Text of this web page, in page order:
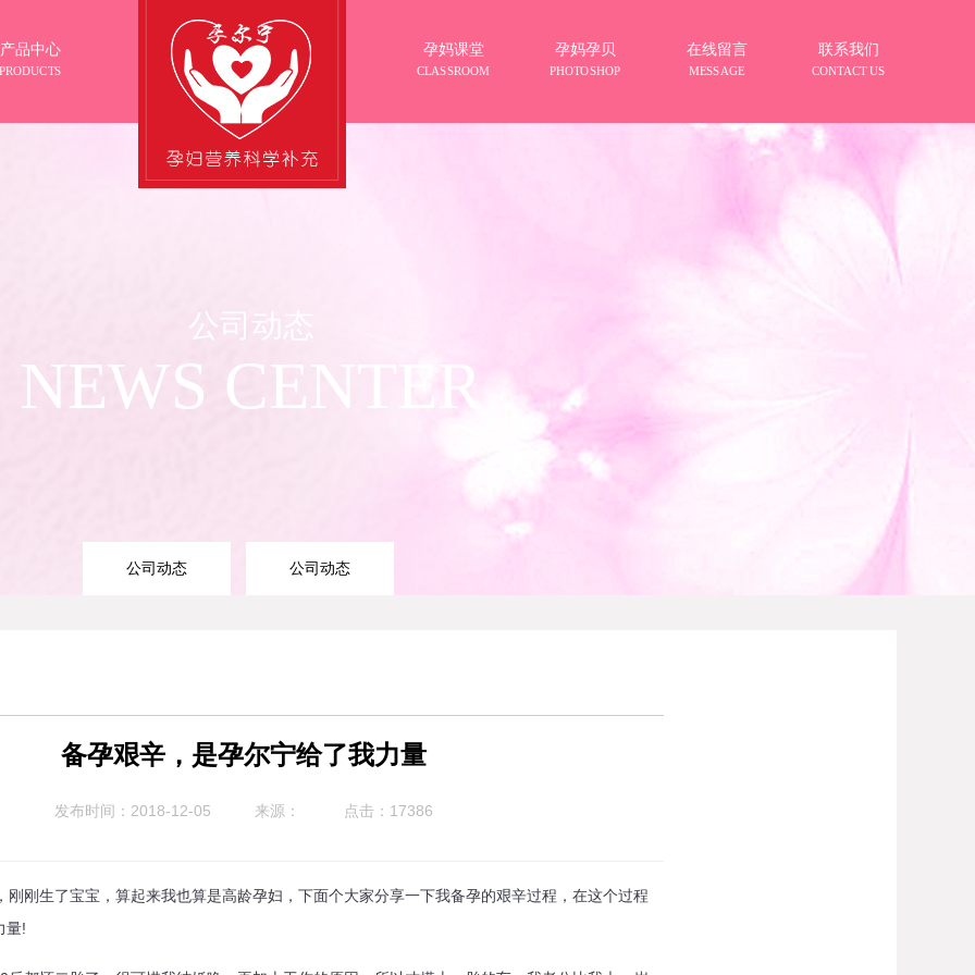
产品中心 孕妈课堂
CLASSROOM
孕妈孕贝
PHOTOSHOP
在线留言
MESSAGE
联系我们
CONTACT US
公司动态
NEWS CENTER
公司动态 公司动态
备孕艰辛，是孕尔宁给了我力量
发布时间：2018-12-05 来源： 点击：17386
生了宝宝，算起来我也算是高龄孕妇，下面个大家分享一下我备孕的艰辛过程，在这个过程
量!